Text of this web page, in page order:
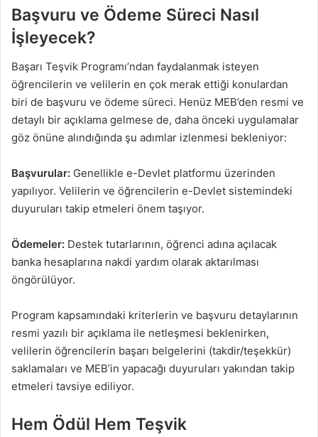
Başvuru ve Ödeme Süreci Nasıl
İşleyecek?
Başarı Teşvik Programı’ndan faydalanmak isteyen
öğrencilerin ve velilerin en çok merak ettiği konulardan
biri de başvuru ve ödeme süreci. Henüz MEB’den resmi ve
detaylı bir açıklama gelmese de, daha önceki uygulamalar
göz önüne alındığında şu adımlar izlenmesi bekleniyor:
Başvurular: Genellikle e-Devlet platformu üzerinden
yapılıyor. Velilerin ve öğrencilerin e-Devlet sistemindeki
duyuruları takip etmeleri önem taşıyor.
Ödemeler: Destek tutarlarının, öğrenci adına açılacak
banka hesaplarına nakdi yardım olarak aktarılması
öngörülüyor.
Program kapsamındaki kriterlerin ve başvuru detaylarının
resmi yazılı bir açıklama ile netleşmesi beklenirken,
velilerin öğrencilerin başarı belgelerini (takdir/teşekkür)
saklamaları ve MEB’in yapacağı duyuruları yakından takip
etmeleri tavsiye ediliyor.
Hem Ödül Hem Teşvik